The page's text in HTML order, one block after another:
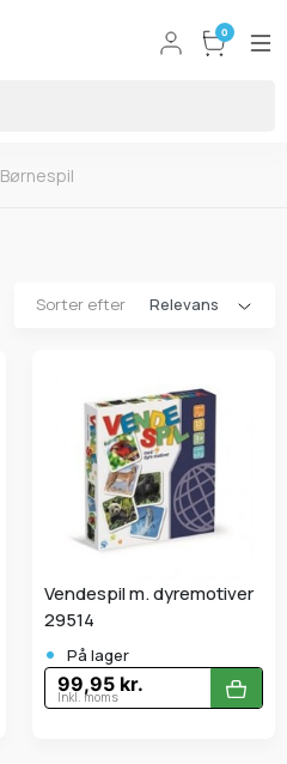
0
Børnespil
Sorter efter
Vendespil m. dyremotiver
29514
• På lager
99,95 kr.
Inkl. moms